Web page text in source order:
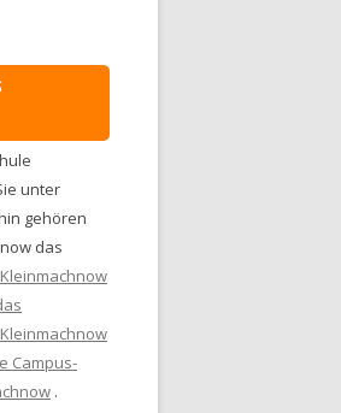
unter
gehören
das
Campus-
.